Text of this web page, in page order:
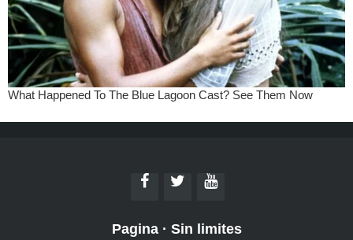
Pagina· Sin limites